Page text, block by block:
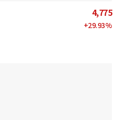
4,775
+29.93%